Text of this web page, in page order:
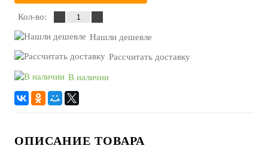
Кол-во:
Нашли дешевле
Рассчитать доставку
В наличии
ОПИСАНИЕ ТОВАРА